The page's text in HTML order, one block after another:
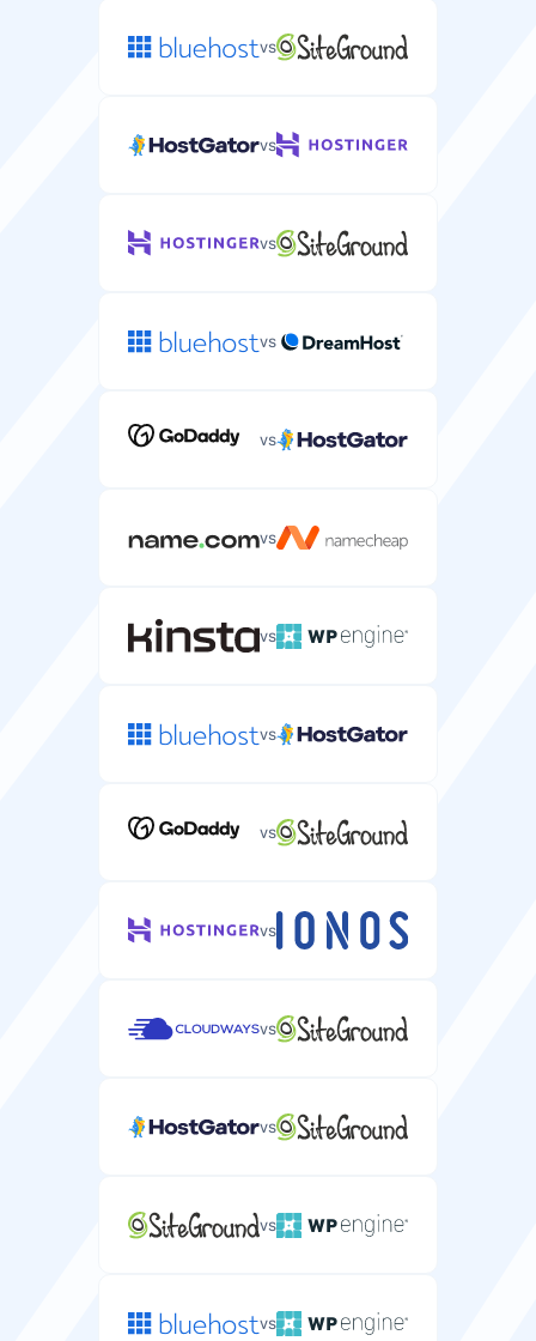
vs
vs
vs
vs
vs
vs
vs
vs
vs
vs
vs
vs
vs
vs